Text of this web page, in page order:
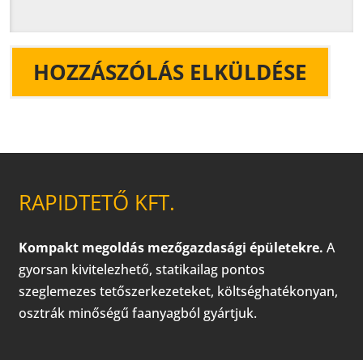
RAPIDTETŐ KFT.
Kompakt megoldás mezőgazdasági épületekre. A
gyorsan kivitelezhető, statikailag pontos
szeglemezes tetőszerkezeteket, költséghatékonyan,
osztrák minőségű faanyagból gyártjuk.